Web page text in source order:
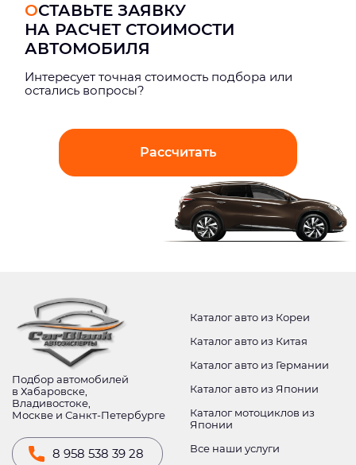
ОСТАВЬТЕ ЗАЯВКУ
НА РАСЧЕТ СТОИМОСТИ
АВТОМОБИЛЯ
Интерeсует точная стоимость подбора или
остались вопросы?
Рассчитать
Подбор автомобилей
в Хабаровске,
Владивостоке,
Москве и Санкт-Петербурге
8 958 538 39 28
Каталог авто из Кореи
Каталог авто из Китая
Каталог авто из Германии
Каталог авто из Японии
Каталог мотоциклов из
Японии
Все наши услуги